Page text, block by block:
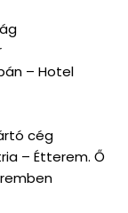
– Hotel
cég
– Étterem. Ő